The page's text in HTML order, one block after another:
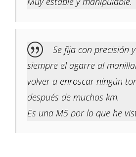
Se fija con precisión
siempre el agarre al
volver a enroscar ningún
después de muchos km.
Es una M5 por lo que he